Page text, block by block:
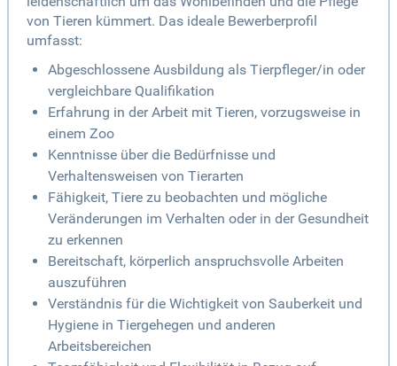
von Tieren kümmert. Das ideale Bewerberprofil
umfasst:
Abgeschlossene Ausbildung als Tierpfleger/in oder
vergleichbare Qualifikation
Erfahrung in der Arbeit mit Tieren, vorzugsweise in
einem Zoo
Kenntnisse über die Bedürfnisse und
Verhaltensweisen von Tierarten
Fähigkeit, Tiere zu beobachten und mögliche
Veränderungen im Verhalten oder in der Gesundheit
zu erkennen
Bereitschaft, körperlich anspruchsvolle Arbeiten
auszuführen
Verständnis für die Wichtigkeit von Sauberkeit und
Hygiene in Tiergehegen und anderen
Arbeitsbereichen